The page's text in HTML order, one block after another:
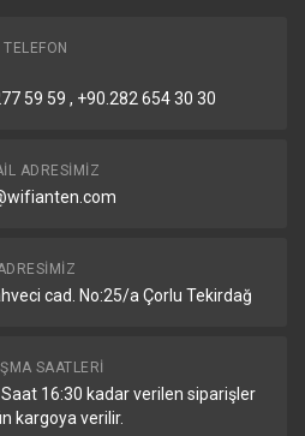
TELEFON
59 59 , +90.282 654 30 30
ADRESIMIZ
cad. No:25/a Çorlu Tekirdağ
SAATLERI
Saat 16:30 kadar verilen siparişler
kargoya verilir.